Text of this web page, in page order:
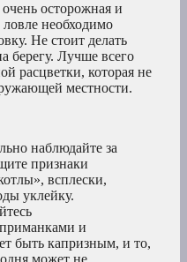
осторожная и
необходимо
Не стоит делать
берегу. Лучше всего
расцветки, которая не
местности.
наблюдайте за
признаки
всплески,
уклейку.
и
быть капризным, и то,